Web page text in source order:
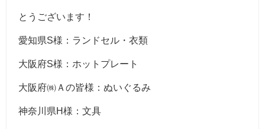
とうございます！
愛知県S様：ランドセル・衣類
大阪府S様：ホットプレート
大阪府㈱Ａの皆様：ぬいぐるみ
神奈川県H様：文具